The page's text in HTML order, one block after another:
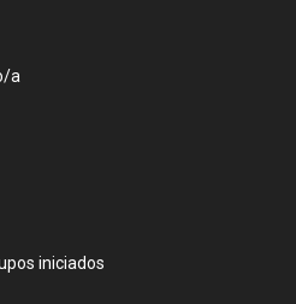
a
iniciados